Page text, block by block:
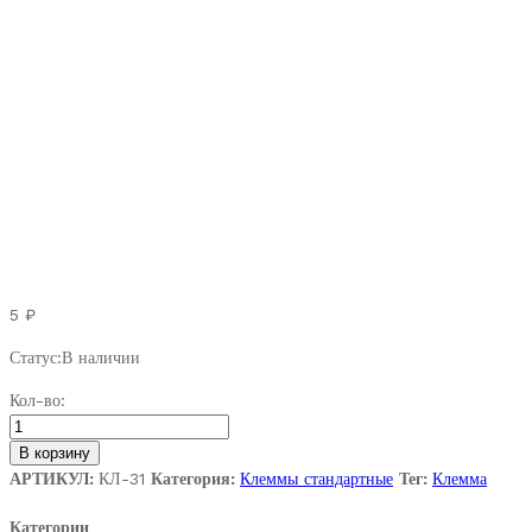
5 ₽
Статус:В наличии
Контакт
серии
6,3
мм
Кол-во:
В корзину
АРТИКУЛ: КЛ-31 Категория: Клеммы стандартные Тег: Клемма
Категории